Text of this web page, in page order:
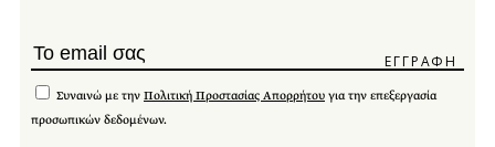
Συναινώ με την Πολιτική Προστασίας Απορρήτου για την επεξεργασία
προσωπικών δεδομένων.